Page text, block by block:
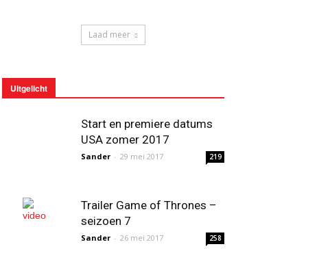
Laad meer
Uitgelicht
Start en premiere datums
USA zomer 2017
Sander - 29 mei 2017 219
Trailer Game of Thrones –
seizoen 7
Sander - 26 mei 2017 258